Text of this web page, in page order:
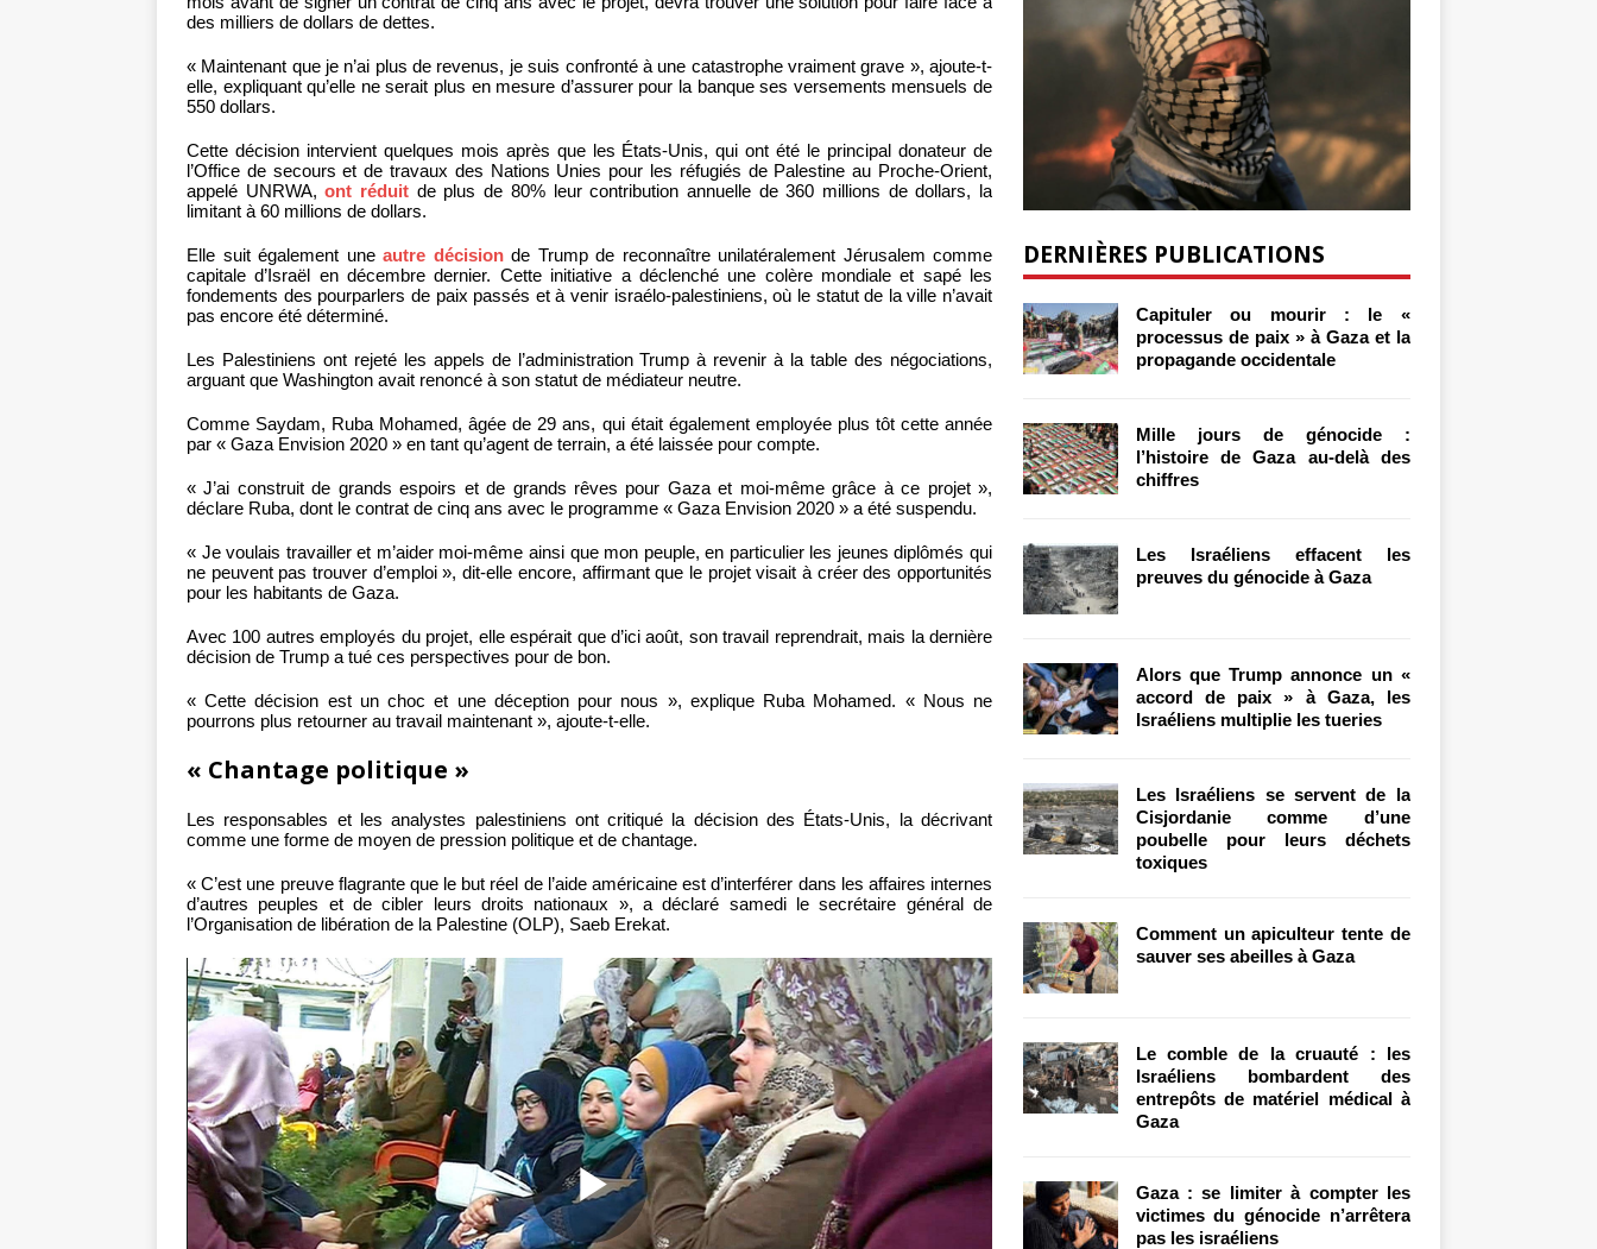
des milliers de dollars de dettes.
« Maintenant que je n’ai plus de revenus, je suis confronté à une catastrophe vraiment grave », ajoute-t-
elle, expliquant qu’elle ne serait plus en mesure d’assurer pour la banque ses versements mensuels de
550 dollars.
Cette décision intervient quelques mois après que les États-Unis, qui ont été le principal donateur de
l’Office de secours et de travaux des Nations Unies pour les réfugiés de Palestine au Proche-Orient,
appelé UNRWA,ont réduit de plus de 80% leur contribution annuelle de 360 millions de dollars, la
limitant à 60 millions de dollars.
Elle suit également uneautre décisionde Trump de reconnaître unilatéralement Jérusalem comme
capitale d’Israël en décembre dernier. Cette initiative a déclenché une colère mondiale et sapé les
fondements des pourparlers de paix passés et à venir israélo-palestiniens, où le statut de la ville n’avait
pas encore été déterminé.
Les Palestiniens ont rejeté les appels de l’administration Trump à revenir à la table des négociations,
arguant que Washington avait renoncé à son statut de médiateur neutre.
Comme Saydam, Ruba Mohamed, âgée de 29 ans, qui était également employée plus tôt cette année
par « Gaza Envision 2020 » en tant qu’agent de terrain, a été laissée pour compte.
« J’ai construit de grands espoirs et de grands rêves pour Gaza et moi-même grâce à ce projet »,
déclare Ruba, dont le contrat de cinq ans avec le programme « Gaza Envision 2020 » a été suspendu.
« Je voulais travailler et m’aider moi-même ainsi que mon peuple, en particulier les jeunes diplômés qui
ne peuvent pas trouver d’emploi », dit-elle encore, affirmant que le projet visait à créer des opportunités
pour les habitants de Gaza.
Avec 100 autres employés du projet, elle espérait que d’ici août, son travail reprendrait, mais la dernière
décision de Trump a tué ces perspectives pour de bon.
« Cette décision est un choc et une déception pour nous », explique Ruba Mohamed. « Nous ne
pourrons plus retourner au travail maintenant », ajoute-t-elle.
« Chantage politique »
Les responsables et les analystes palestiniens ont critiqué la décision des États-Unis, la décrivant
comme une forme de moyen de pression politique et de chantage.
« C’est une preuve flagrante que le but réel de l’aide américaine est d’interférer dans les affaires internes
d’autres peuples et de cibler leurs droits nationaux », a déclaré samedi le secrétaire général de
l’Organisation de libération de la Palestine (OLP), Saeb Erekat.
DERNIÈRES PUBLICATIONS
Capituler ou mourir : le «
processus de paix » à Gaza et la
propagande occidentale
Mille jours de génocide :
l’histoire de Gaza au-delà des
chiffres
Les Israéliens effacent les
preuves du génocide à Gaza
Alors que Trump annonce un «
accord de paix » à Gaza, les
Israéliens multiplie les tueries
Les Israéliens se servent de la
Cisjordanie comme d’une
poubelle pour leurs déchets
toxiques
Comment un apiculteur tente de
sauver ses abeilles à Gaza
Le comble de la cruauté : les
Israéliens bombardent des
entrepôts de matériel médical à
Gaza
Gaza : se limiter à compter les
victimes du génocide n’arrêtera
pas les israéliens